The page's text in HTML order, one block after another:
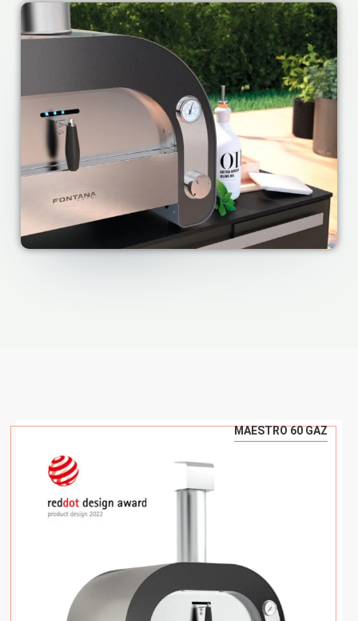
MAESTRO 60 GAZ